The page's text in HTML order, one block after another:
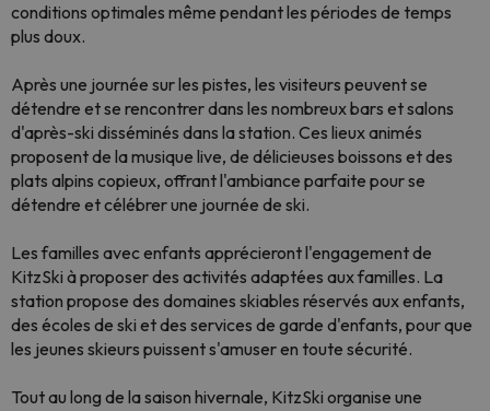
conditions optimales même pendant les périodes de temps
plus doux.
Après une journée sur les pistes, les visiteurs peuvent se
détendre et se rencontrer dans les nombreux bars et salons
d'après-ski disséminés dans la station. Ces lieux animés
proposent de la musique live, de délicieuses boissons et des
plats alpins copieux, offrant l'ambiance parfaite pour se
détendre et célébrer une journée de ski.
Les familles avec enfants apprécieront l'engagement de
KitzSki à proposer des activités adaptées aux familles. La
station propose des domaines skiables réservés aux enfants,
des écoles de ski et des services de garde d'enfants, pour que
les jeunes skieurs puissent s'amuser en toute sécurité.
Tout au long de la saison hivernale, KitzSki organise une